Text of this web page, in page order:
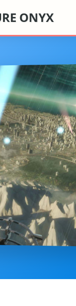
ONYX